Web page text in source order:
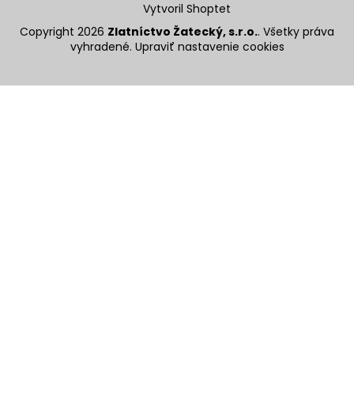
Vytvoril Shoptet
Copyright 2026 Zlatníctvo Žatecký, s.r.o.. Všetky práva
vyhradené. Upraviť nastavenie cookies